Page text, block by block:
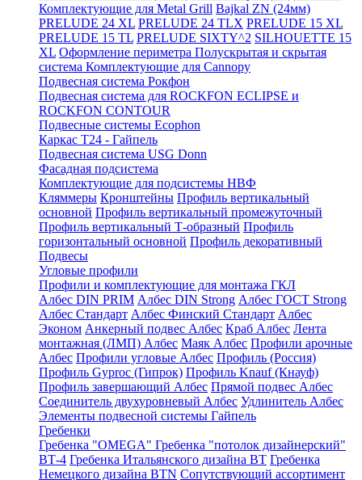
Комплектующие для Metal Grill Bajkal ZN (24мм)
PRELUDE 24 XL PRELUDE 24 TLX PRELUDE 15 XL
PRELUDE 15 TL PRELUDE SIXTY^2 SILHOUETTE 15
XL Оформление периметра Полускрытая и скрытая
система Комплектующие для Cannopy
Подвесная система Рокфон
Подвесная система для ROCKFON ECLIPSE и
ROCKFON CONTOUR
Подвесные системы Ecophon
Каркас Т24 - Гайпель
Подвесная система USG Donn
Фасадная подсистема
Комплектующие для подсистемы НВФ
Кляммеры Кронштейны Профиль вертикальный
основной Профиль вертикальный промежуточный
Профиль вертикальный Т-образный Профиль
горизонтальный основной Профиль декоративный
Подвесы
Угловые профили
Профили и комплектующие для монтажа ГКЛ
Албес DIN PRIM Албес DIN Strong Албес ГОСТ Strong
Албес Стандарт Албес Финский Стандарт Албес
Эконом Анкерный подвес Албес Краб Албес Лента
монтажная (ЛМП) Албес Маяк Албес Профили арочные
Албес Профили угловые Албес Профиль (Россия)
Профиль Gyproc (Гипрок) Профиль Knauf (Кнауф)
Профиль завершающий Албес Прямой подвес Албес
Соединитель двухуровневый Албес Удлинитель Албес
Элементы подвесной системы Гайпель
Гребенки
Гребенка "OMEGA" Гребенка "потолок дизайнерский"
ВТ-4 Гребенка Итальянского дизайна BT Гребенка
Немецкого дизайна ВТN Сопутствующий ассортимент